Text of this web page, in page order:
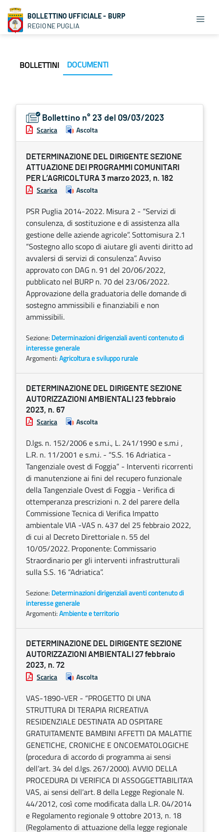
BOLLETTINO UFFICIALE - BURP
REGIONE PUGLIA
BOLLETTINI DOCUMENTI
Bollettino n° 23 del 09/03/2023
Scarica Ascolta
DETERMINAZIONE DEL DIRIGENTE SEZIONE
ATTUAZIONE DEI PROGRAMMI COMUNITARI
PER L’AGRICOLTURA 3 marzo 2023, n. 182
Scarica Ascolta
PSR Puglia 2014-2022. Misura 2 - “Servizi di
consulenza, di sostituzione e di assistenza alla
gestione delle aziende agricole”. Sottomisura 2.1
“Sostegno allo scopo di aiutare gli aventi diritto ad
avvalersi di servizi di consulenza”. Avviso
approvato con DAG n. 91 del 20/06/2022,
pubblicato nel BURP n. 70 del 23/06/2022.
Approvazione della graduatoria delle domande di
sostegno ammissibili e finanziabili e non
ammissibili.
Sezione: Determinazioni dirigenziali aventi contenuto di
interesse generale
Argomenti:Agricoltura e sviluppo rurale
DETERMINAZIONE DEL DIRIGENTE SEZIONE
AUTORIZZAZIONI AMBIENTALI 23 febbraio
2023, n. 67
Scarica Ascolta
D.lgs. n. 152/2006 e s.m.i., L. 241/1990 e s.m.i ,
L.R. n. 11/2001 e s.m.i. - “S.S. 16 Adriatica -
Tangenziale ovest di Foggia” - Interventi ricorrenti
di manutenzione ai fini del recupero funzionale
della Tangenziale Ovest di Foggia - Verifica di
ottemperanza prescrizioni n. 2 del parere della
Commissione Tecnica di Verifica Impatto
ambientale VIA -VAS n. 437 del 25 febbraio 2022,
di cui al Decreto Direttoriale n. 55 del
10/05/2022. Proponente: Commissario
Straordinario per gli interventi infrastrutturali
sulla S.S. 16 “Adriatica”.
Sezione: Determinazioni dirigenziali aventi contenuto di
interesse generale
Argomenti:Ambiente e territorio
DETERMINAZIONE DEL DIRIGENTE SEZIONE
AUTORIZZAZIONI AMBIENTALI 27 febbraio
2023, n. 72
Scarica Ascolta
VAS-1890-VER - “PROGETTO DI UNA
STRUTTURA DI TERAPIA RICREATIVA
RESIDENZIALE DESTINATA AD OSPITARE
GRATUITAMENTE BAMBINI AFFETTI DA MALATTIE
GENETICHE, CRONICHE E ONCOEMATOLOGICHE
(procedura di accordo di programma ai sensi
dell’art. 34 del d.lgs. 267/2000). AVVIO DELLA
PROCEDURA DI VERIFICA DI ASSOGGETTABILITA’A
VAS, ai sensi dell’art. 8 della Legge Regionale N.
44/2012, così come modificata dalla L.R. 04/2014
e Regolamento regionale 9 ottobre 2013, n. 18
(Regolamento di attuazione della legge regionale